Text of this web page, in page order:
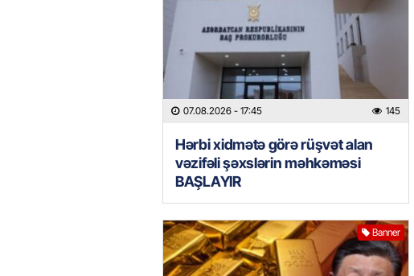
07.08.2026 - 17:45 145
Hərbi xidmətə görə rüşvət alan
vəzifəli şəxslərin məhkəməsi
BAŞLAYIR
Banner